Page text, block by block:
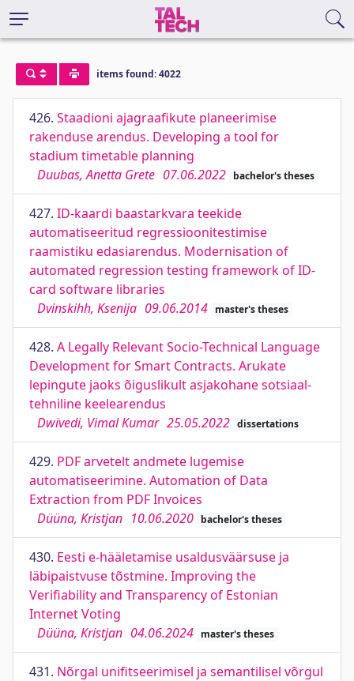
items found: 4022
426. Staadioni ajagraafikute planeerimise
rakenduse arendus. Developing a tool for
stadium timetable planning
Duubas, Anetta Grete 07.06.2022 bachelor's theses
427. ID-kaardi baastarkvara teekide
automatiseeritud regressioonitestimise
raamistiku edasiarendus. Modernisation of
automated regression testing framework of ID-
card software libraries
Dvinskihh, Ksenija 09.06.2014 master's theses
428. A Legally Relevant Socio-Technical Language
Development for Smart Contracts. Arukate
lepingute jaoks õiguslikult asjakohane sotsiaal-
tehniline keelearendus
Dwivedi, Vimal Kumar 25.05.2022 dissertations
429. PDF arvetelt andmete lugemise
automatiseerimine. Automation of Data
Extraction from PDF Invoices
Düüna, Kristjan 10.06.2020 bachelor's theses
430. Eesti e-hääletamise usaldusväärsuse ja
läbipaistvuse tõstmine. Improving the
Verifiability and Transparency of Estonian
Internet Voting
Düüna, Kristjan 04.06.2024 master's theses
431. Nõrgal unifitseerimisel ja semantilisel võrgul